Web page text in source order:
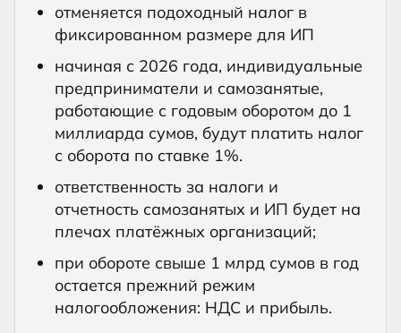
отменяется подоходный налог в
фиксированном размере для ИП
начиная с 2026 года, индивидуальные
предприниматели и самозанятые,
работающие с годовым оборотом до 1
миллиарда сумов, будут платить налог
с оборота по ставке 1%.
ответственность за налоги и
отчетность самозанятых и ИП будет на
плечах платёжных организаций;
при обороте свыше 1 млрд сумов в год
остается прежний режим
налогообложения: НДС и прибыль.